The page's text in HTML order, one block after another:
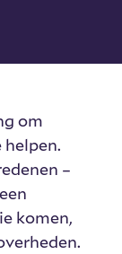
om
–
komen,